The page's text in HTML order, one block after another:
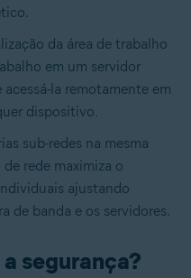
da área de trabalho
em um servidor
la remotamente em
dispositivo.
sub-redes na mesma
rede maximiza o
ajustando
de banda e os servidores.
segurança?